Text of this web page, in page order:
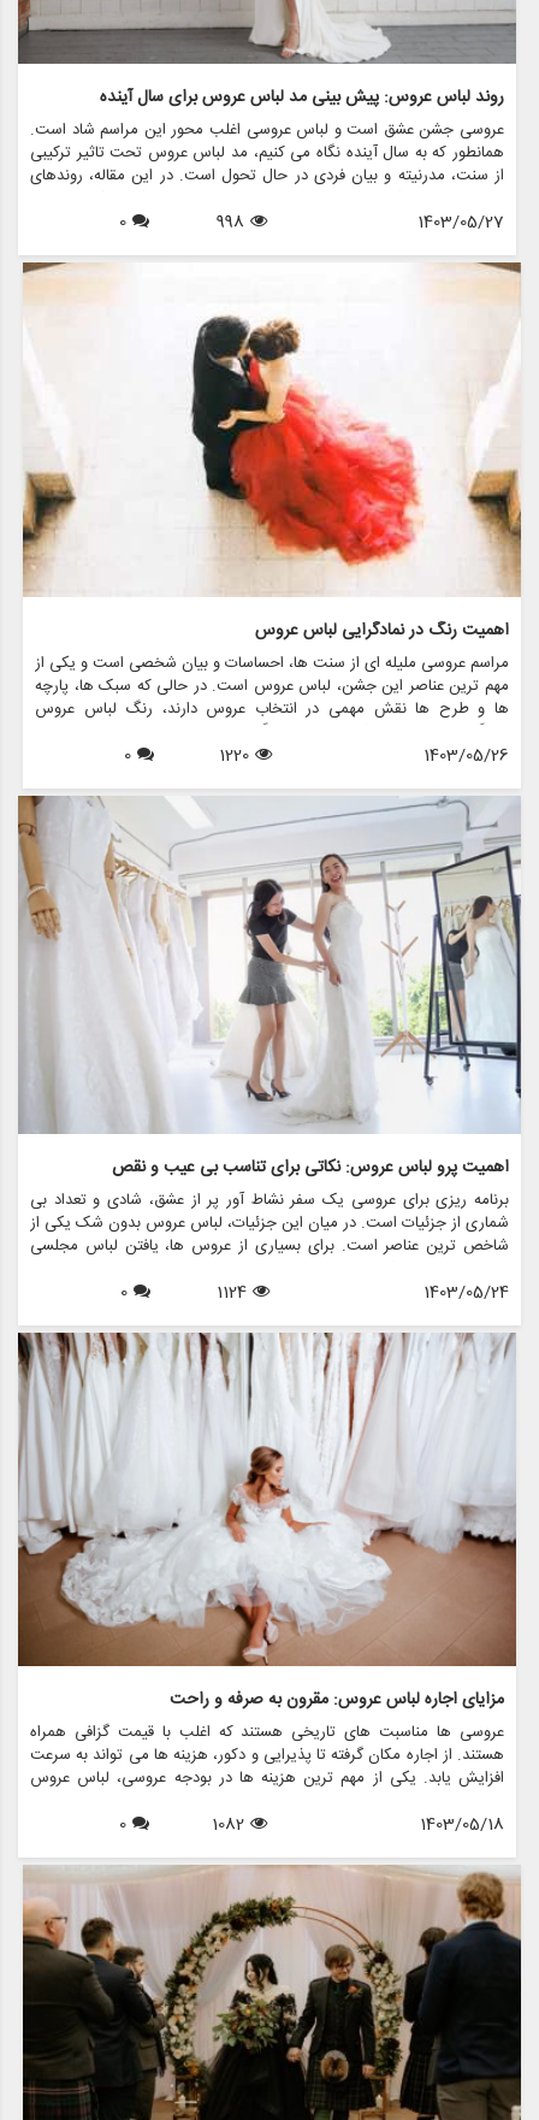
روند لباس عروس: پیش بینی مد لباس عروس برای سال آینده
عروسی جشن عشق است و لباس عروسی اغلب محور این مراسم شاد است.
همانطور که به سال آینده نگاه می کنیم، مد لباس عروس تحت تاثیر ترکیبی
از سنت، مدرنیته و بیان فردی در حال تحول است. در این مقاله، روندهای
خواهیم کرد و بینشی در مورد سبک ها، پارچه ها و رنگ هایی که هر عروس
مزون چرخچی چگونه می تواند به عروس ها کمک کند تا لباس رویایی خود
1403/05/27
998
0
اهمیت رنگ در نمادگرایی لباس عروس
مراسم عروسی ملیله ای از سنت ها، احساسات و بیان شخصی است و یکی از
مهم ترین عناصر این جشن، لباس عروس است. در حالی که سبک ها، پارچه
ها و طرح ها نقش مهمی در انتخاب عروس دارند، رنگ لباس عروس
نمادگرایی عمیقی دارد که فراتر از فرهنگ ها و نسل ها است. در این مقاله،
اهمیت رنگ را در نمادگرایی لباس عروس بررسی می کنیم، به معانی پشت
مانند مزون چرخچی می توانند به عروس ها کمک کنند تا لباس مناسب خود
را پیدا کنند.
1403/05/26
1220
0
اهمیت پرو لباس عروس: نکاتی برای تناسب بی عیب و نقص
برنامه ریزی برای عروسی یک سفر نشاط آور پر از عشق، شادی و تعداد بی
شماری از جزئیات است. در میان این جزئیات، لباس عروس بدون شک یکی از
شاخص ترین عناصر است. برای بسیاری از عروس ها، یافتن لباس مجلسی
و نقص آن در روز بزرگ، نیاز به آماده سازی دقیق دارد. اینجاست که مفهوم
عروس را بررسی خواهیم کرد، نکاتی را برای دستیابی به تناسب بی عیب و
نقص به اشتراک می گذاریم، و نشان می دهیم که چگونه فروشگاه هایی مانند
مزون چرخچی می توانند به شما در این فرآیند مهم کمک کنند.
1403/05/24
1124
0
مزایای اجاره لباس عروس: مقرون به صرفه و راحت
عروسی ها مناسبت های تاریخی هستند که اغلب با قیمت گزافی همراه
هستند. از اجاره مکان گرفته تا پذیرایی و دکور، هزینه ها می تواند به سرعت
افزایش یابد. یکی از مهم ترین هزینه ها در بودجه عروسی، لباس عروس
باشد، به خصوص با توجه به اینکه این لباس معمولاً فقط یک بار پوشیده می
کاربردی برای عروس های مدرن مطرح شده است. در این مقاله، مزایای
متعدد اجاره لباس عروس را بررسی می کنیم و نشان می دهیم که چگونه می
تواند هم مقرون به صرفه و هم راحت باشد. همچنین مزون چرخچی را به
شما معرفی خواهیم کرد، فروشگاهی که در زمینه اجاره لباس عروس، فروش،
طرح های سفارشی و کلیه اقلام مربوط به عروس فعالیت می کند.
1403/05/18
1082
0